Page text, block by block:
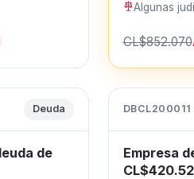
Algunas
CL$852.070
Deuda
de
Empresa